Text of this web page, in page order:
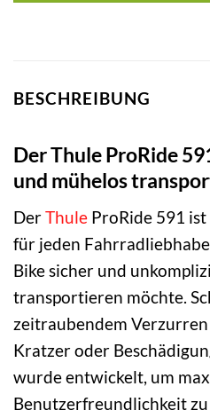
BESCHREIBUNG
Der Thule ProRide
und mühelos
DerThule ProRide 591
für jeden
Bike sicher und
transportieren möchte.
zeitraubendem
Kratzer oder
wurde entwickelt, um
Benutzerfreundlichkeit